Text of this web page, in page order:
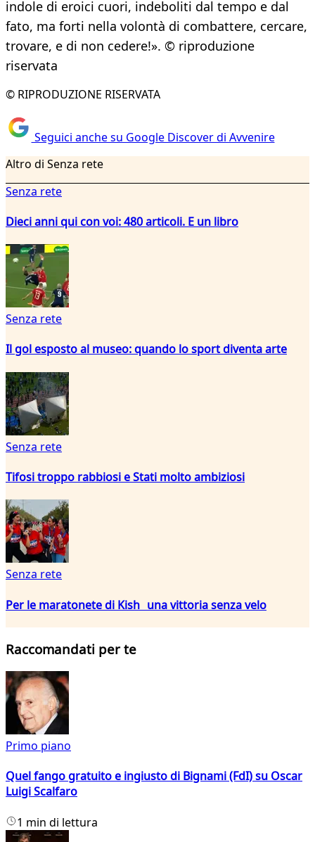
indole di eroici cuori, indeboliti dal tempo e dal
fato, ma forti nella volontà di combattere, cercare,
trovare, e di non cedere!». © riproduzione
riservata
© RIPRODUZIONE RISERVATA
Seguici anche su Google Discover di Avvenire
Altro di Senza rete
Senza rete
Dieci anni qui con voi: 480 articoli. E un libro
Senza rete
Il gol esposto al museo: quando lo sport diventa arte
Senza rete
Tifosi troppo rabbiosi e Stati molto ambiziosi
Senza rete
Per le maratonete di Kish una vittoria senza velo
Raccomandati per te
Primo piano
Quel fango gratuito e ingiusto di Bignami (FdI) su Oscar
Luigi Scalfaro
1 min di lettura